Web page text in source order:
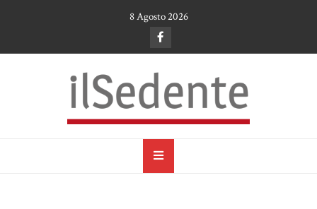
8 Agosto 2026
il Sedente